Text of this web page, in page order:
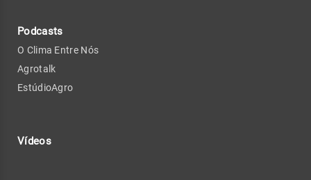
Podcasts
O Clima Entre Nós
Agrotalk
EstúdioAgro
Vídeos